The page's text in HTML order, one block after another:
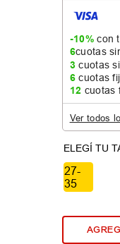
-10%con
6cuotas
3cuotas
6cuotas
12 cuotas
Ver todos
27-
35